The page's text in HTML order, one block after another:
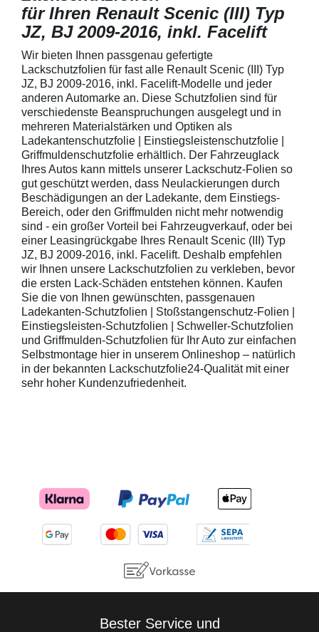
für Ihren Renault Scenic (III) Typ
JZ, BJ 2009-2016, inkl. Facelift
Wir bieten Ihnen passgenau gefertigte
Lackschutzfolien für fast alle Renault Scenic (III) Typ
JZ, BJ 2009-2016, inkl. Facelift-Modelle und jeder
anderen Automarke an. Diese Schutzfolien sind für
verschiedenste Beanspruchungen ausgelegt und in
mehreren Materialstärken und Optiken als
Ladekantenschutzfolie | Einstiegsleistenschutzfolie |
Griffmuldenschutzfolie erhältlich. Der Fahrzeuglack
Ihres Autos kann mittels unserer Lackschutz-Folien so
gut geschützt werden, dass Neulackierungen durch
Beschädigungen an der Ladekante, dem Einstiegs-
Bereich, oder den Griffmulden nicht mehr notwendig
sind - ein großer Vorteil bei Fahrzeugverkauf, oder bei
einer Leasingrückgabe Ihres Renault Scenic (III) Typ
JZ, BJ 2009-2016, inkl. Facelift. Deshalb empfehlen
wir Ihnen unsere Lackschutzfolien zu verkleben, bevor
die ersten Lack-Schäden entstehen können. Kaufen
Sie die von Ihnen gewünschten, passgenauen
Ladekanten-Schutzfolien | Stoßstangenschutz-Folien |
Einstiegsleisten-Schutzfolien | Schweller-Schutzfolien
und Griffmulden-Schutzfolien für Ihr Auto zur einfachen
Selbstmontage hier in unserem Onlineshop – natürlich
in der bekannten Lackschutzfolie24-Qualität mit einer
sehr hoher Kundenzufriedenheit.
Bester Service und